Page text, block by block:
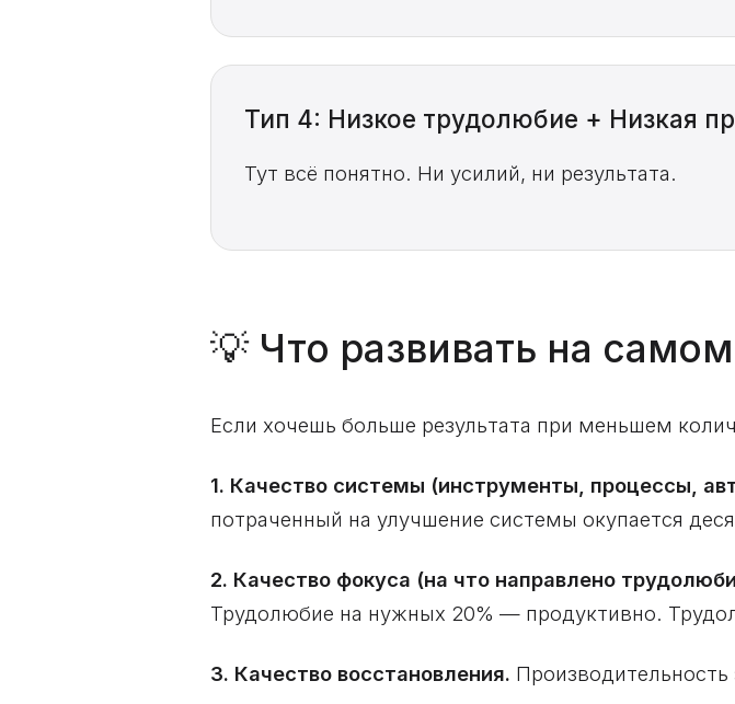
Тип 4: Низкое трудолюбие + Низкая
Тут всё понятно. Ни усилий, ни результата.
💡 Что развивать на
Если хочешь больше результата при меньшем
1. Качество системы (инструменты, процессы,
потраченный на улучшение системы окупается
2. Качество фокуса (на что направлено
Трудолюбие на нужных 20% — продуктивно.
3. Качество восстановления.